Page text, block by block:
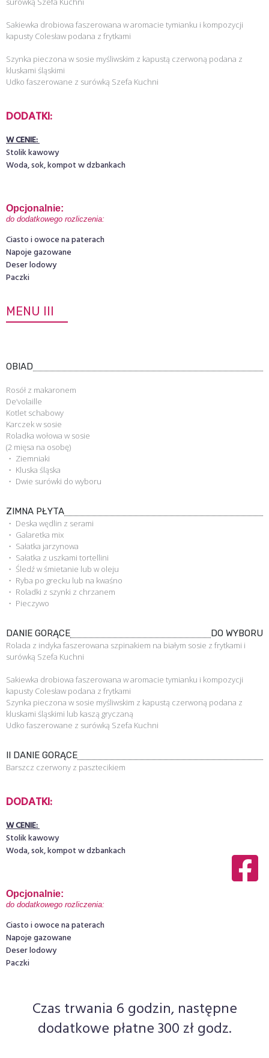
Sakiewka drobiowa faszerowana w aromacie tymianku i kompozycji
kapusty Colesław podana z frytkami
Szynka pieczona w sosie myśliwskim z kapustą czerwoną podana z
kluskami śląskimi
Udko faszerowane z surówką Szefa Kuchni
DODATKI:
W CENIE:
Stolik kawowy
Woda, sok, kompot w dzbankach
Opcjonalnie:
do dodatkowego rozliczenia:
Ciasto i owoce na paterach
Napoje gazowane
Deser lodowy
Paczki
MENU III
OBIAD
Rosół z makaronem
De’volaille
Kotlet schabowy
Karczek w sosie
Roladka wołowa w sosie
(2 mięsa na osobę)
・ Ziemniaki
・ Kluska śląska
・ Dwie surówki do wyboru
ZIMNA PŁYTA
・ Deska wędlin z serami
・ Galaretka mix
・ Sałatka jarzynowa
・ Sałatka z uszkami tortellini
・ Śledź w śmietanie lub w oleju
・ Ryba po grecku lub na kwaśno
・ Roladki z szynki z chrzanem
・ Pieczywo
DANIE GORĄCE
DO WYBORU
Rolada z indyka faszerowana szpinakiem na białym sosie z frytkami i
surówką Szefa Kuchni
Sakiewka drobiowa faszerowana w aromacie tymianku i kompozycji
kapusty Colesław podana z frytkami
Szynka pieczona w sosie myśliwskim z kapustą czerwoną podana z
kluskami śląskimi lub kaszą gryczaną
Udko faszerowane z surówką Szefa Kuchni
II DANIE GORĄCE
Barszcz czerwony z pasztecikiem
DODATKI:
W CENIE:
Stolik kawowy
Woda, sok, kompot w dzbankach
Opcjonalnie:
do dodatkowego rozliczenia:
Ciasto i owoce na paterach
Napoje gazowane
Deser lodowy
Paczki
Czas trwania 6 godzin, następne
dodatkowe płatne 300 zł godz.